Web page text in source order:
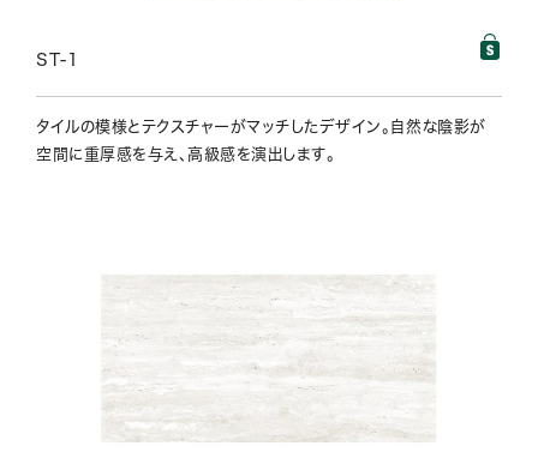
ST-1
タイルの模様とテクスチャーがマッチしたデザイン。自然な陰影が
空間に重厚感を与え、高級感を演出します。